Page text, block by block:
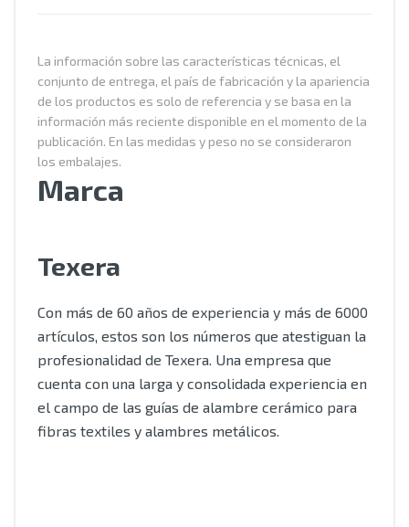
La información sobre las características técnicas, el
conjunto de entrega, el país de fabricación y la apariencia
de los productos es solo de referencia y se basa en la
información más reciente disponible en el momento de la
publicación. En las medidas y peso no se consideraron
los embalajes.
Marca
Texera
Con más de 60 años de experiencia y más de 6000
artículos, estos son los números que atestiguan la
profesionalidad de Texera. Una empresa que
cuenta con una larga y consolidada experiencia en
el campo de las guías de alambre cerámico para
fibras textiles y alambres metálicos.